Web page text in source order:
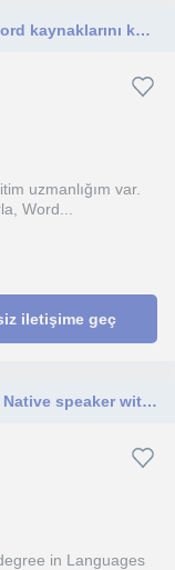
İlköğretim grubunu tercih ediyorum. Oxford kaynaklarını kullanıyorum. Zoom üzerinden interaktif dersler veriyorum.
uzmanlığım var.
Word...
iletişime geç
Italian teacher for adults and teenagers. Native speaker with language degree and experience teaching Italian online.
in Languages